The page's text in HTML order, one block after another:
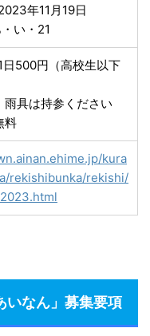
年11月19日
い・21
日500円（高校生以下
雨具は持参ください
料
kura
rekishibunka/rekishi/
いなん」募集要項